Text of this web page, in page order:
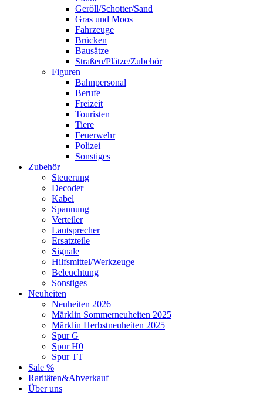
Geröll/Schotter/Sand
Gras und Moos
Fahrzeuge
Brücken
Bausätze
Straßen/Plätze/Zubehör
Figuren
Bahnpersonal
Berufe
Freizeit
Touristen
Tiere
Feuerwehr
Polizei
Sonstiges
Zubehör
Steuerung
Decoder
Kabel
Spannung
Verteiler
Lautsprecher
Ersatzteile
Signale
Hilfsmittel/Werkzeuge
Beleuchtung
Sonstiges
Neuheiten
Neuheiten 2026
Märklin Sommerneuheiten 2025
Märklin Herbstneuheiten 2025
Spur G
Spur H0
Spur TT
Sale %
Raritäten&Abverkauf
Über uns